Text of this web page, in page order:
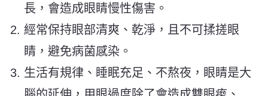
長，會造成眼睛慢性傷害。
經常保持眼部清爽、乾淨，且不可揉搓眼
睛，避免病菌感染。
生活有規律、睡眠充足、不熬夜，眼睛是大